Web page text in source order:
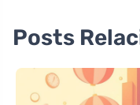
Posts